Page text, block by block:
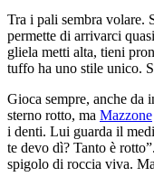
Tra i pali sembra volare.
permette di arrivarci
gliela metti alta, tieni
tuffo ha uno stile unico.
Gioca sempre, anche da
sterno rotto, ma Mazzone
i denti. Lui guarda il
te devo dì? Tanto è
spigolo di roccia viva.